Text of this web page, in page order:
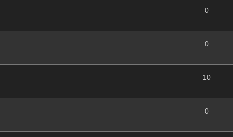
0
0
10
0